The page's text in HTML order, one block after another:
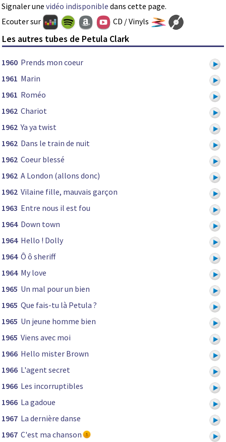
Signaler une vidéo indisponible dans cette page.
Ecouter sur
CD / Vinyls
Les autres tubes de Petula Clark
1960 Prends mon coeur
1961 Marin
1961 Roméo
1962 Chariot
1962 Ya ya twist
1962 Dans le train de nuit
1962 Coeur blessé
1962 A London (allons donc)
1962 Vilaine fille, mauvais garçon
1963 Entre nous il est fou
1964 Down town
1964 Hello ! Dolly
1964 Ô ô sheriff
1964 My love
1965 Un mal pour un bien
1965 Que fais-tu là Petula ?
1965 Un jeune homme bien
1965 Viens avec moi
1966 Hello mister Brown
1966 L'agent secret
1966 Les incorruptibles
1966 La gadoue
1967 La dernière danse
1967 C'est ma chanson